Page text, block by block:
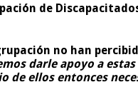
de
no han
darle apoyo a
de ellos entonces